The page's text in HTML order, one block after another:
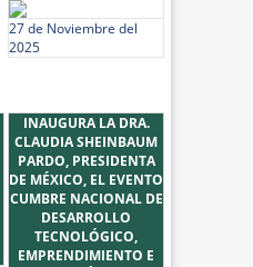
27 de Noviembre del
2025
INAUGURA LA DRA.
CLAUDIA SHEINBAUM
PARDO, PRESIDENTA
DE MÉXICO, EL EVENTO
CUMBRE NACIONAL DE
DESARROLLO
TECNOLÓGICO,
EMPRENDIMIENTO E